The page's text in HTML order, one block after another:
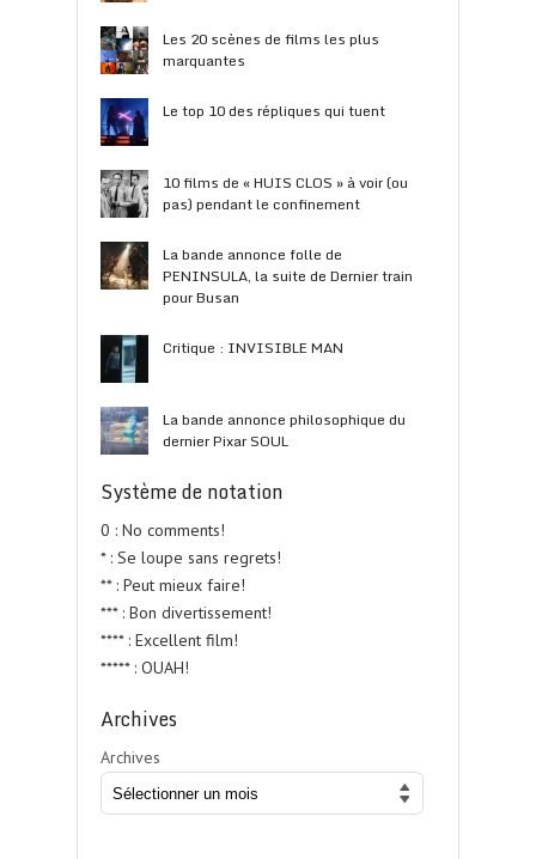
Les 20 scènes de films les plus
marquantes
Le top 10 des répliques qui tuent
10 films de « HUIS CLOS » à voir (ou
pas) pendant le confinement
La bande annonce folle de
PENINSULA, la suite de Dernier train
pour Busan
Critique : INVISIBLE MAN
La bande annonce philosophique du
dernier Pixar SOUL
Système de notation
0 : No comments!
* : Se loupe sans regrets!
** : Peut mieux faire!
*** : Bon divertissement!
**** : Excellent film!
***** : OUAH!
Archives
Archives